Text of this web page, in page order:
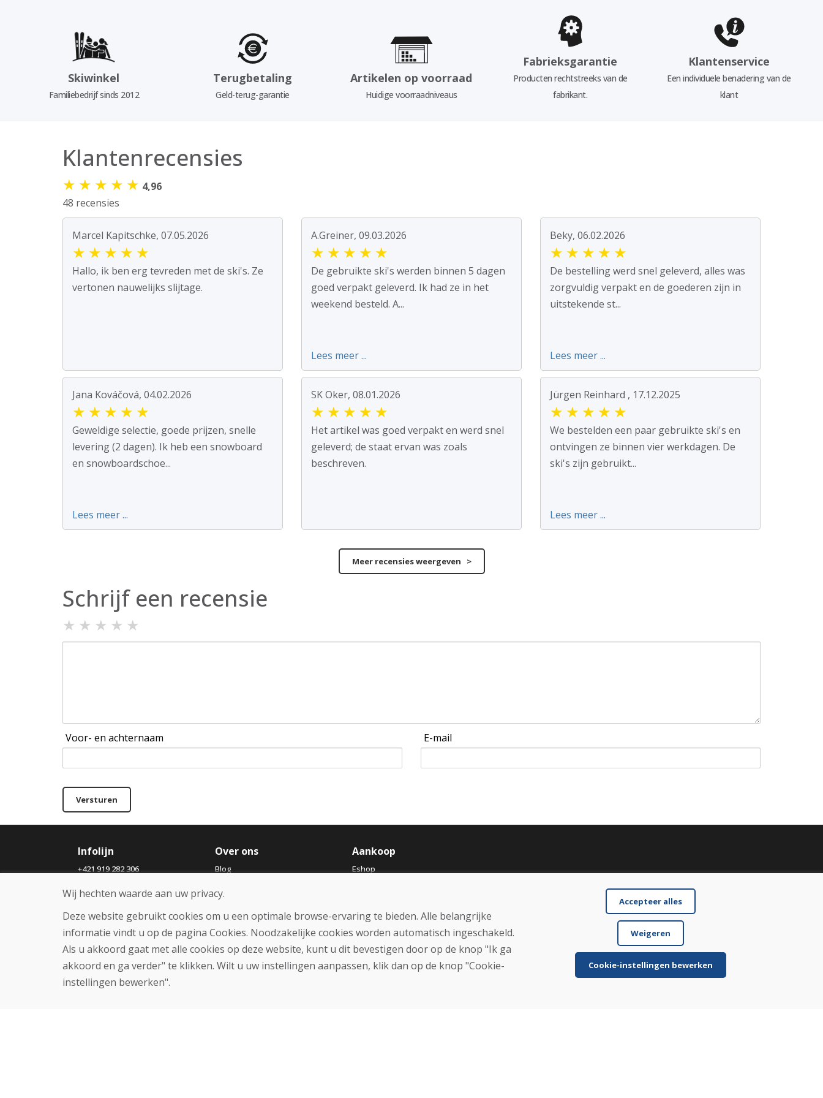
Skiwinkel
Familiebedrijf sinds 2012
Terugbetaling
Geld-terug-garantie
Artikelen op voorraad
Huidige voorraadniveaus
Fabrieksgarantie
Producten rechtstreeks van de
fabrikant.
Klantenservice
Een individuele benadering van de
klant
Klantenrecensies
★ ★ ★ ★ ★ 4,96
48 recensies
Marcel Kapitschke, 07.05.2026
★ ★ ★ ★ ★
Hallo, ik ben erg tevreden met de ski's. Ze
vertonen nauwelijks slijtage.
A.Greiner, 09.03.2026
★ ★ ★ ★ ★
De gebruikte ski's werden binnen 5 dagen
goed verpakt geleverd. Ik had ze in het
weekend besteld. A...
Lees meer ...
Beky, 06.02.2026
★ ★ ★ ★ ★
De bestelling werd snel geleverd, alles was
zorgvuldig verpakt en de goederen zijn in
uitstekende st...
Lees meer ...
Jana Kováčová, 04.02.2026
★ ★ ★ ★ ★
Geweldige selectie, goede prijzen, snelle
levering (2 dagen). Ik heb een snowboard
en snowboardschoe...
Lees meer ...
SK Oker, 08.01.2026
★ ★ ★ ★ ★
Het artikel was goed verpakt en werd snel
geleverd; de staat ervan was zoals
beschreven.
Jürgen Reinhard , 17.12.2025
★ ★ ★ ★ ★
We bestelden een paar gebruikte ski's en
ontvingen ze binnen vier werkdagen. De
ski's zijn gebruikt...
Lees meer ...
Meer recensies weergeven >
Schrijf een recensie
★ ★ ★ ★ ★
Voor- en achternaam E-mail
Versturen
Infolijn
+421 919 282 306
Over ons
Blog
Winkel
Aankoop
Eshop
Klacht
Retourneren en ruilen van
Privacybeleid
Cookies
Wij hechten waarde aan uw privacy.
Deze website gebruikt cookies om u een optimale browse-ervaring te bieden. Alle belangrijke
informatie vindt u op de pagina Cookies. Noodzakelijke cookies worden automatisch ingeschakeld.
Als u akkoord gaat met alle cookies op deze website, kunt u dit bevestigen door op de knop "Ik ga
akkoord en ga verder" te klikken. Wilt u uw instellingen aanpassen, klik dan op de knop "Cookie-
instellingen bewerken".
Accepteer alles
Weigeren
Cookie-instellingen bewerken